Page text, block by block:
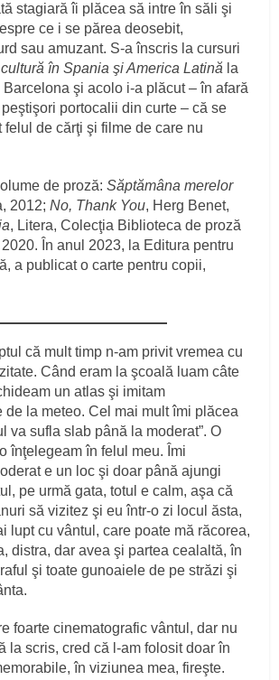
stagiară îi plăcea să intre în săli şi
ce i se părea deosebit,
sau amuzant. S-a înscris la cursuri
în Spania şi America Latină la
şi acolo i-a plăcut – în afară
portocalii din curte – că se
felul de cărţi şi filme de care nu
de proză:Săptămâna merelor
2012;No, Thank You, Herg Benet,
, Litera, Colecţia Biblioteca de proză
În anul 2023, la Editura pentru
a publicat o carte pentru copii,
că mult timp n-am privit vremea cu
Când eram la şcoală luam câte
un atlas şi imitam
de la meteo. Cel mai mult îmi plăcea
va sufla slab până la moderat”. O
înţelegeam în felul meu. Îmi
e un loc şi doar până ajungi
pe urmă gata, totul e calm, aşa că
să vizitez şi eu într-o zi locul ăsta,
lupt cu vântul, care poate mă răcorea,
distra, dar avea şi partea cealaltă, în
şi toate gunoaiele de pe străzi şi
foarte cinematografic vântul, dar nu
la scris, cred că l-am folosit doar în
în viziunea mea, fireşte.